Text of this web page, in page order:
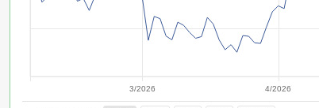
3/2026 4/2026